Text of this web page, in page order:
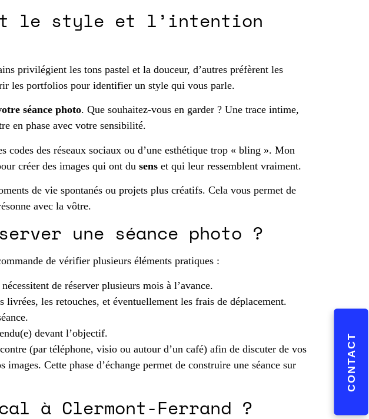
CONTACT
le style et l’intention
privilégient les tons pastel et la douceur, d’autres préfèrent les
les portfolios pour identifier un style qui vous parle.
séance photo. Que souhaitez-vous en garder ? Une trace intime,
en phase avec votre sensibilité.
des réseaux sociaux ou d’une esthétique trop « bling ». Mon
créer des images qui ont du sens et qui leur ressemblent vraiment.
de vie spontanés ou projets plus créatifs. Cela vous permet de
avec la vôtre.
une séance photo ?
de vérifier plusieurs éléments pratiques :
de réserver plusieurs mois à l’avance.
les retouches, et éventuellement les frais de déplacement.
devant l’objectif.
(par téléphone, visio ou autour d’un café) afin de discuter de vos
Cette phase d’échange permet de construire une séance sur
à Clermont-Ferrand ?